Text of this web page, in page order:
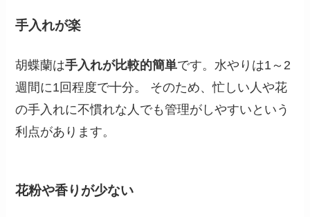
手入れが楽
胡蝶蘭は手入れが比較的簡単です。水やりは1～2
週間に1回程度で十分。 そのため、忙しい人や花
の手入れに不慣れな人でも管理がしやすいという
利点があります。
花粉や香りが少ない